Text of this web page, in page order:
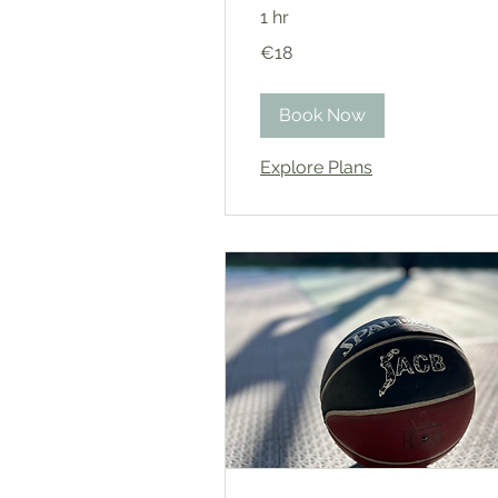
1 hr
euros
€18
Book Now
Explore Plans